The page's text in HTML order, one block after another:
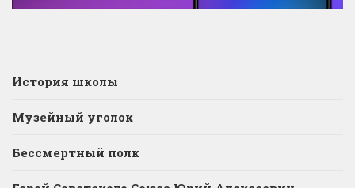
История школы
Музейный уголок
Бессмертный полк